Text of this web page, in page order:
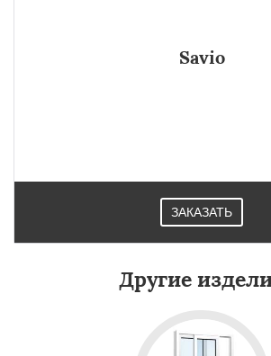
Savio
ЗАКАЗАТЬ
Другие